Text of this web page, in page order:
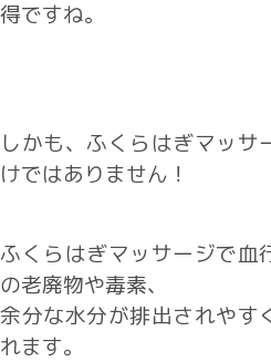
得ですね。
しかも、ふくらはぎマッサ
けではありません！
ふくらはぎマッサージで血
の老廃物や毒素、
余分な水分が排出されやす
れます。